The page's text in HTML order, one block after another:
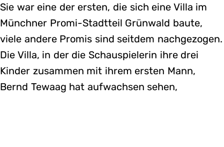
Sie war eine der ersten, die sich eine Villa im
Münchner Promi-Stadtteil Grünwald baute,
viele andere Promis sind seitdem nachgezogen.
Die Villa, in der die Schauspielerin ihre drei
Kinder zusammen mit ihrem ersten Mann,
Bernd Tewaag hat aufwachsen sehen,